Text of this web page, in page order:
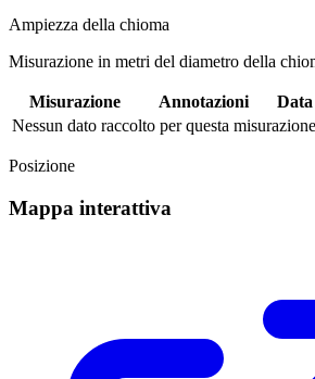
Ampiezza della chioma
Misurazione in metri del diametro della
Misurazione Annotazioni
Data
Nessun dato raccolto per questa
Posizione
Mappa interattiva